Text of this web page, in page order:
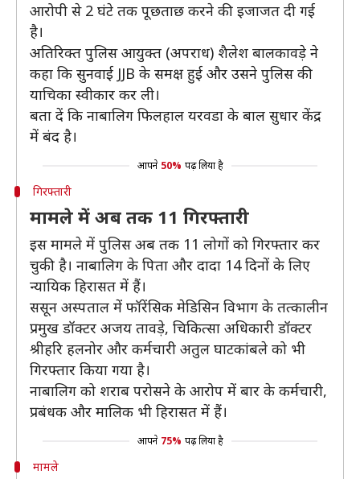
आरोपी से 2 घंटे तक पूछताछ करने की इजाजत दी गई
है।
अतिरिक्त पुलिस आयुक्त (अपराध) शैलेश बालकावड़े ने
कहा कि सुनवाई JJB के समक्ष हुई और उसने पुलिस की
याचिका स्वीकार कर ली।
बता दें कि नाबालिग फिलहाल यरवडा के बाल सुधार केंद्र
में बंद है।
आपने 50% पढ़ लिया है
गिरफ्तारी
मामले में अब तक 11 गिरफ्तारी
इस मामले में पुलिस अब तक 11 लोगों को गिरफ्तार कर
चुकी है। नाबालिग के पिता और दादा 14 दिनों के लिए
न्यायिक हिरासत में हैं।
ससून अस्पताल में फॉरेंसिक मेडिसिन विभाग के तत्कालीन
प्रमुख डॉक्टर अजय तावड़े, चिकित्सा अधिकारी डॉक्टर
श्रीहरि हलनोर और कर्मचारी अतुल घाटकांबले को भी
गिरफ्तार किया गया है।
नाबालिग को शराब परोसने के आरोप में बार के कर्मचारी,
प्रबंधक और मालिक भी हिरासत में हैं।
आपने 75% पढ़ लिया है
मामले